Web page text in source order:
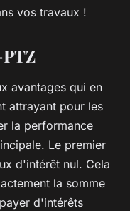
vos travaux !
avantages qui en
attrayant pour les
la performance
Le premier
d'intérêt nul. Cela
la somme
d'intérêts